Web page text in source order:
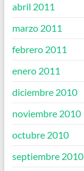
abril 2011
marzo 2011
febrero 2011
enero 2011
diciembre 2010
noviembre 2010
octubre 2010
septiembre 2010